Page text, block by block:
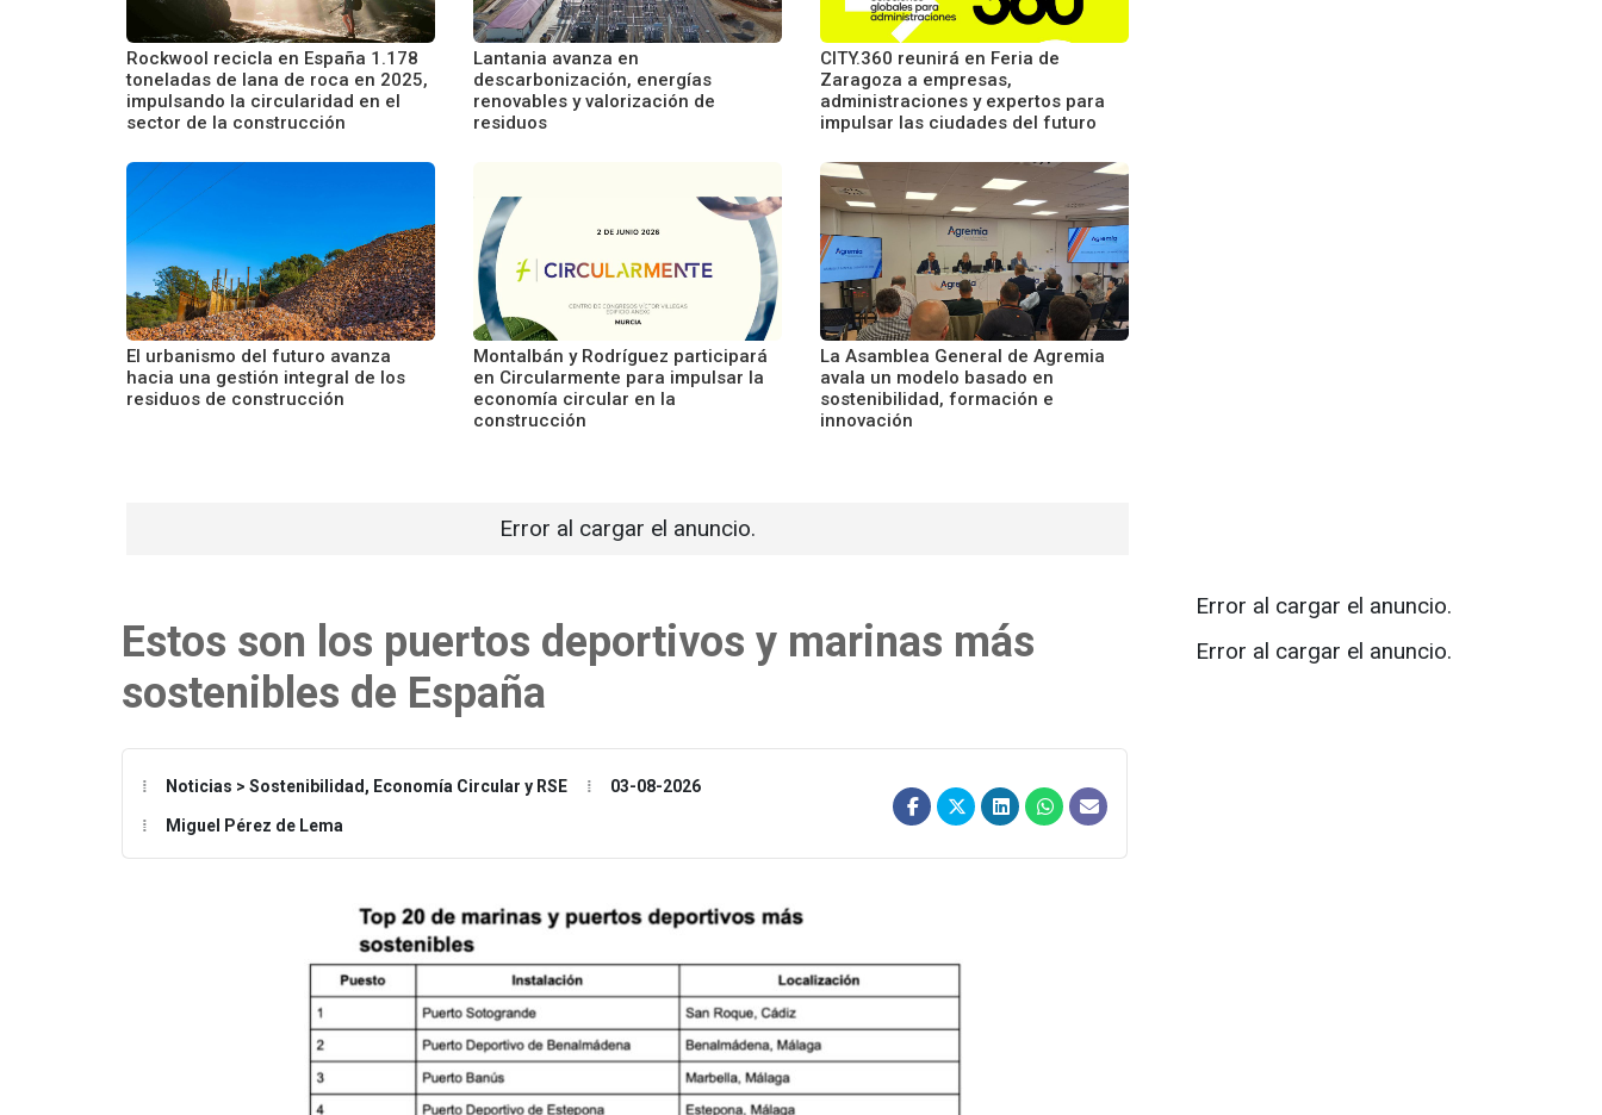
Rockwool recicla en España 1.178
toneladas de lana de roca en 2025,
impulsando la circularidad en el
sector de la construcción
Lantania avanza en
descarbonización, energías
renovables y valorización de
residuos
CITY.360 reunirá en Feria de
Zaragoza a empresas,
administraciones y expertos para
impulsar las ciudades del futuro
El urbanismo del futuro avanza
hacia una gestión integral de los
residuos de construcción
Montalbán y Rodríguez participará
en Circularmente para impulsar la
economía circular en la
construcción
La Asamblea General de Agremia
avala un modelo basado en
sostenibilidad, formación e
innovación
Error al cargar el anuncio.
Estos son los puertos deportivos y marinas más
sostenibles de España
Noticias > Sostenibilidad, Economía Circular y RSE 03-08-2026
Miguel Pérez de Lema
Error al cargar el anuncio.
Error al cargar el anuncio.